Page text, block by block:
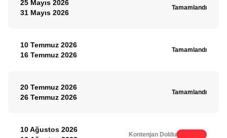
25 Mayıs 2026
31 Mayıs 2026
Tamamlandı
10 Temmuz 2026
16 Temmuz 2026
Tamamlandı
20 Temmuz 2026
26 Temmuz 2026
Tamamlandı
10 Ağustos 2026
Kontenjan Doldu